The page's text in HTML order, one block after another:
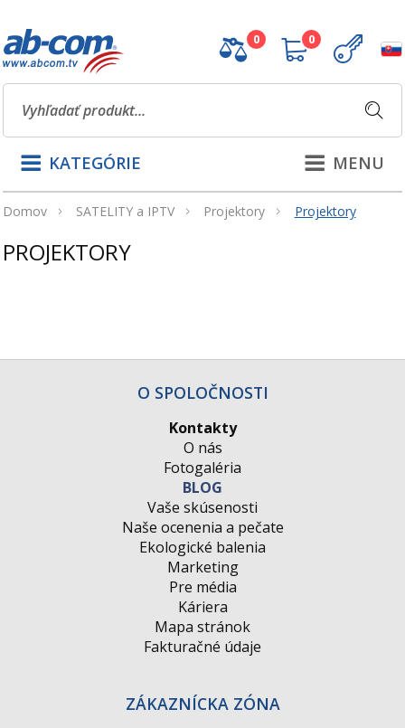
0 0
MENU
KATEGÓRIE
Domov SATELITY a IPTV Projektory Projektory
PROJEKTORY
O SPOLOČNOSTI
Kontakty
O nás
Fotogaléria
BLOG
Vaše skúsenosti
Naše ocenenia a pečate
Ekologické balenia
Marketing
Pre média
Káriera
Mapa stránok
Fakturačné údaje
ZÁKAZNÍCKA ZÓNA